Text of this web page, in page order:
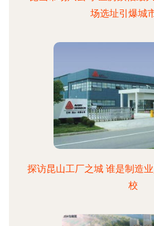
场选址引爆城
探访昆山工厂之城 谁是制造
校